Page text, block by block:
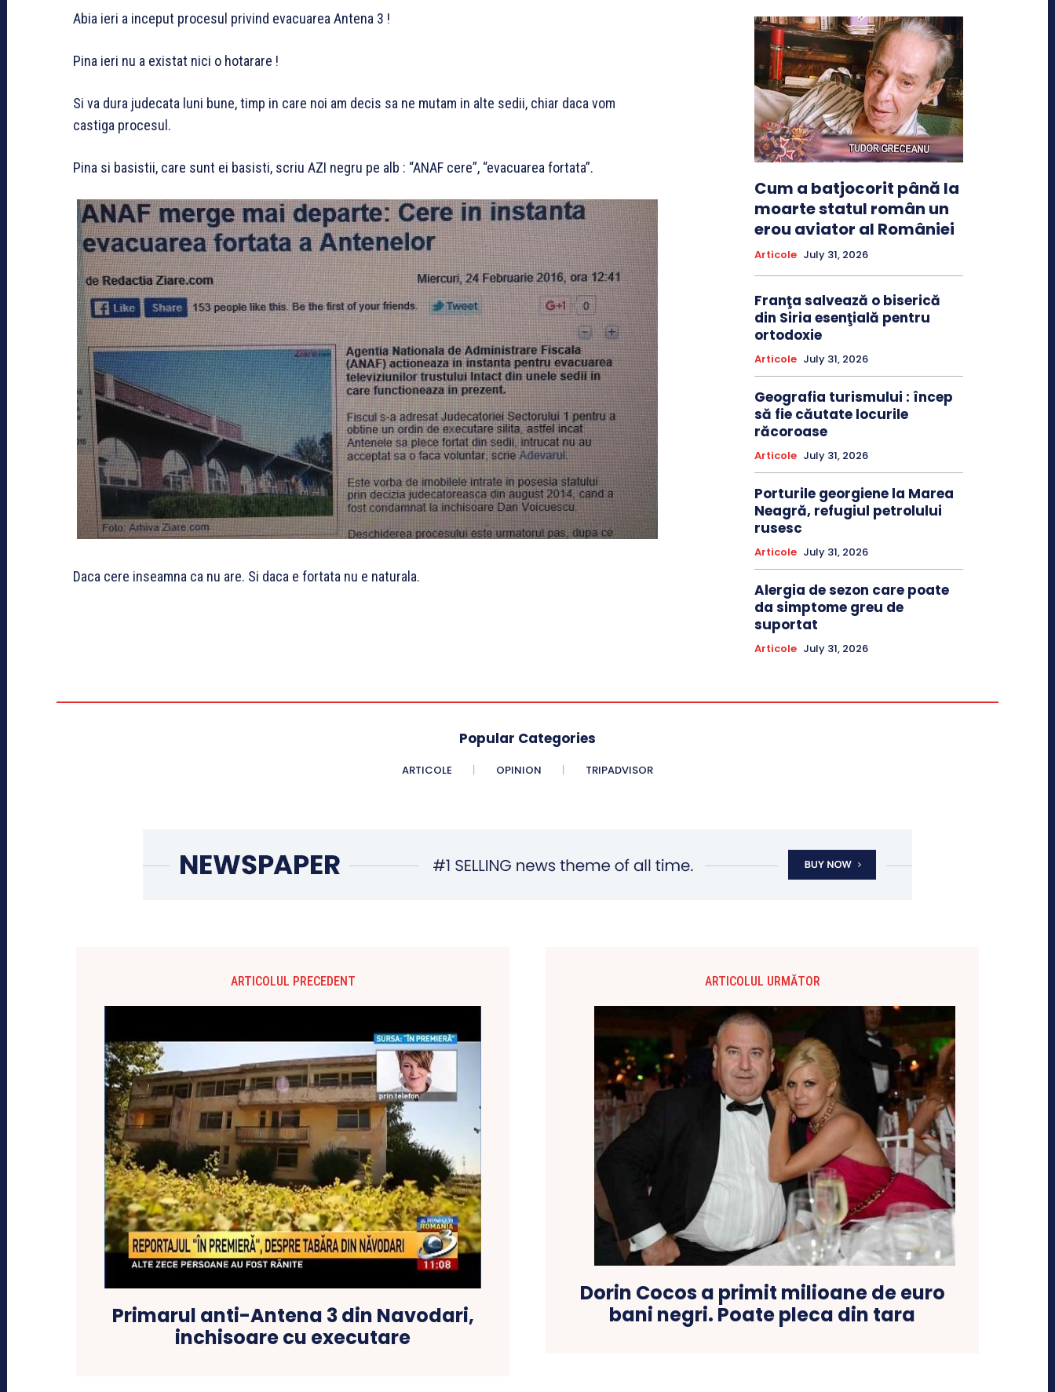
Abia ieri a inceput procesul privind evacuarea Antena 3 !
Pina ieri nu a existat nici o hotarare !
Si va dura judecata luni bune, timp in care noi am decis sa ne mutam in alte sedii, chiar daca vom
castiga procesul.
Pina si basistii, care sunt ei basisti, scriu AZI negru pe alb : “ANAF cere”, “evacuarea fortata”.
Daca cere inseamna ca nu are. Si daca e fortata nu e naturala.
Cum a batjocorit până la
moarte statul român un
erou aviator al României
Articole July 31, 2026
Franţa salvează o biserică
din Siria esenţială pentru
ortodoxie
Articole July 31, 2026
Geografia turismului : încep
să fie căutate locurile
răcoroase
Articole July 31, 2026
Porturile georgiene la Marea
Neagră, refugiul petrolului
rusesc
Articole July 31, 2026
Alergia de sezon care poate
da simptome greu de
suportat
Articole July 31, 2026
Popular Categories
ARTICOLE OPINION TRIPADVISOR
ARTICOLUL PRECEDENT
Primarul anti-Antena 3 din Navodari,
inchisoare cu executare
ARTICOLUL URMĂTOR
Dorin Cocos a primit milioane de euro
bani negri. Poate pleca din tara